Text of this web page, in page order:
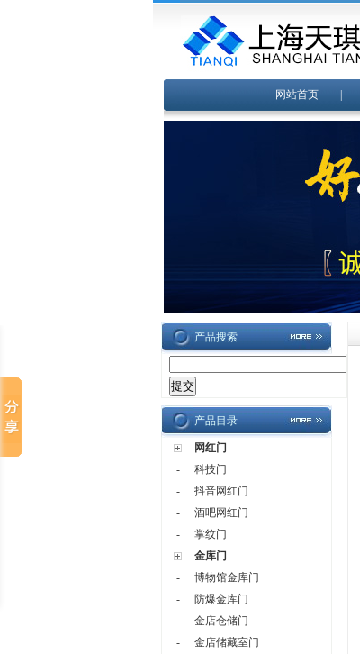
网站首页
产品搜索
产品目录
网红门
-
科技门
-
抖音网红门
-
酒吧网红门
-
掌纹门
金库门
-
博物馆金库门
-
防爆金库门
-
金店仓储门
-
金店储藏室门